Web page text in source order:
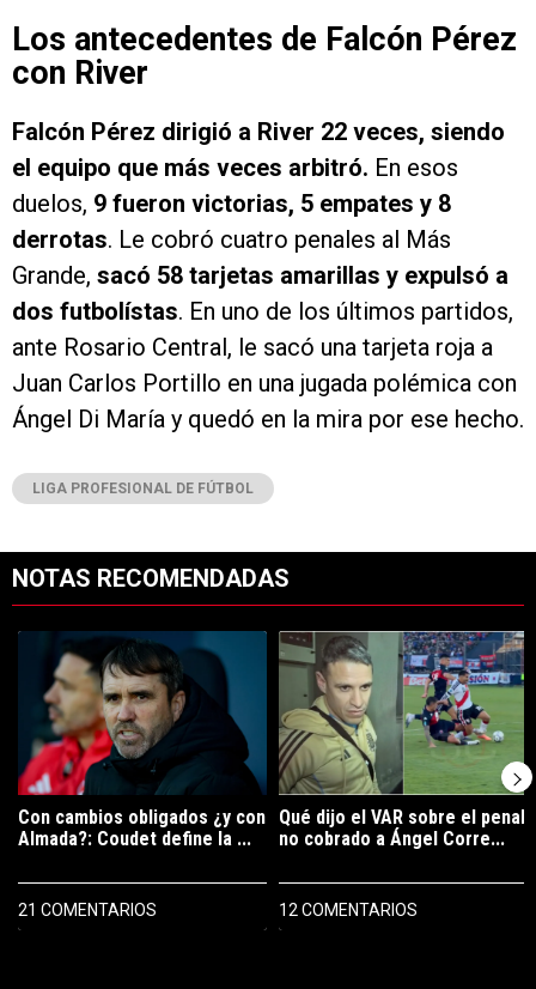
Los antecedentes de Falcón Pérez
con River
Falcón Pérez dirigió a River 22 veces, siendo
el equipo que más veces arbitró. En esos
duelos, 9 fueron victorias, 5 empates y 8
derrotas. Le cobró cuatro penales al Más
Grande, sacó 58 tarjetas amarillas y expulsó a
dos futbolístas. En uno de los últimos partidos,
ante Rosario Central, le sacó una tarjeta roja a
Juan Carlos Portillo en una jugada polémica con
Ángel Di María y quedó en la mira por ese hecho.
LIGA PROFESIONAL DE FÚTBOL
NOTAS RECOMENDADAS
Un artículo de tendencia con el título "Con cambios obligados ¿y
Con cambios obligados ¿y con
Almada?: Coudet define la ...
21 COMENTARIOS
Un artículo de tendencia con el
Qué dijo el VAR sobre el penal
no cobrado a Ángel Corre...
12 COMENTARIOS